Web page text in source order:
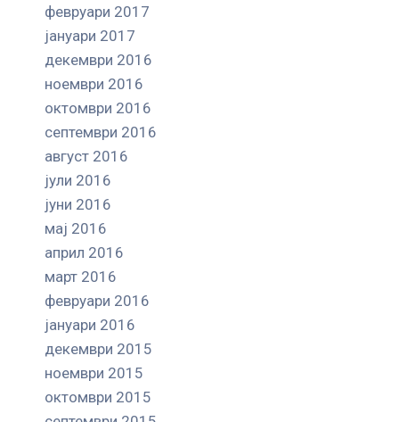
февруари 2017
јануари 2017
декември 2016
ноември 2016
октомври 2016
септември 2016
август 2016
јули 2016
јуни 2016
мај 2016
април 2016
март 2016
февруари 2016
јануари 2016
декември 2015
ноември 2015
октомври 2015